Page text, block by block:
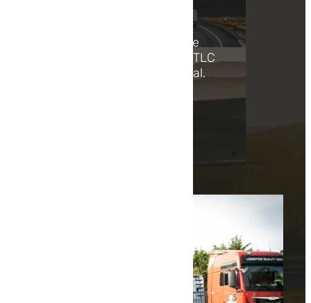
recherchant des solutions de
transport routier en Europe, TLC
Express est le partenaire idéal.